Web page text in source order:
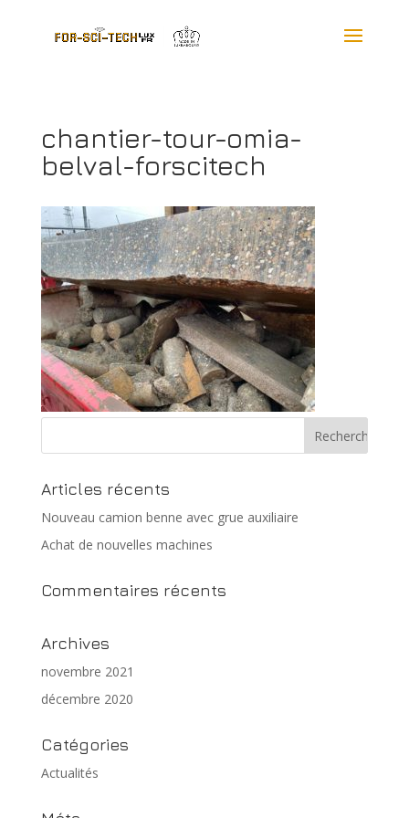
chantier-tour-omia-
belval-forscitech
Articles récents
Nouveau camion benne avec grue auxiliaire
Achat de nouvelles machines
Commentaires récents
Archives
novembre 2021
décembre 2020
Catégories
Actualités